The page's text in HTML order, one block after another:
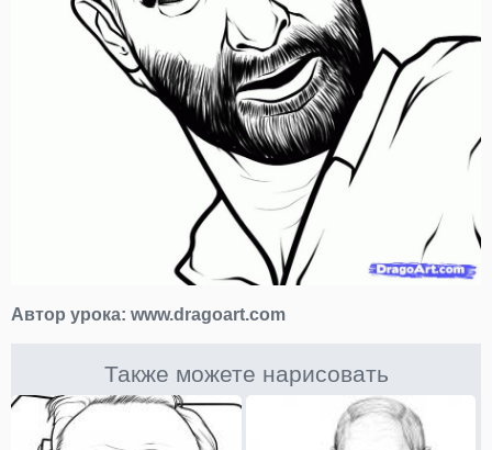
Автор урока: www.dragoart.com
Также можете нарисовать